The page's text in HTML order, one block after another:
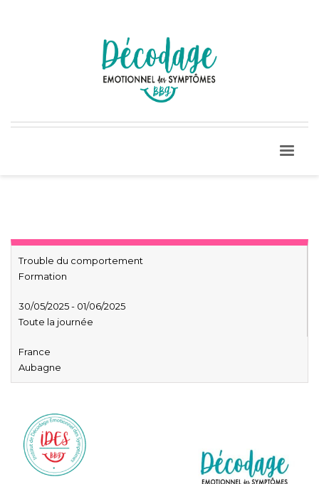
Trouble du comportement
Formation
30/05/2025 - 01/06/2025
Toute la journée
France
Aubagne